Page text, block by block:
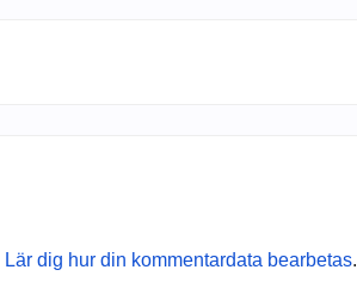
Lär dig hur din kommentardata bearbetas.